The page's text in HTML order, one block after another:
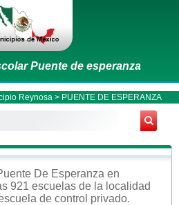
Puente de esperanza
Reynosa > PUENTE DE ESPERANZA
De Esperanza en
921 escuelas de la localidad
de control privado.